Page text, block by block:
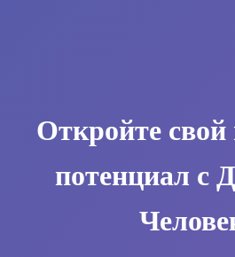
Откройте
потенциал с